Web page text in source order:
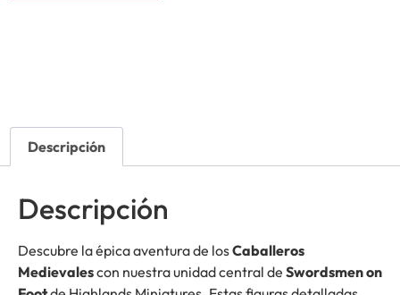
Descripción
Descripción
Descubre la épica aventura de losCaballeros
Medievalescon nuestra unidad central de Swordsmen on